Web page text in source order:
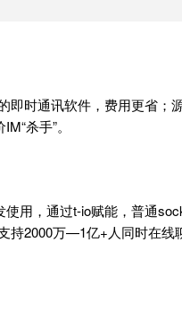
时通讯软件，费用更省
杀手”。
用，通过t-io赋能，普通
持2000万—1亿+人同时在